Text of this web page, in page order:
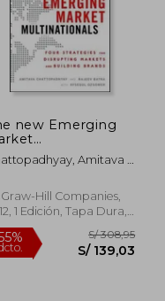
new Emerging
Four
for
Building Brands
Inglés)
Amitava ;
Hill Companies,
1 Edición, Tapa Dura,